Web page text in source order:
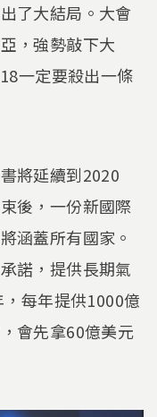
了大結局。大會
，強勢敲下大
一定要殺出一條
將延續到2020
後，一份新國際
涵蓋所有國家。
諾，提供長期氣
每年提供1000億
會先拿60億美元